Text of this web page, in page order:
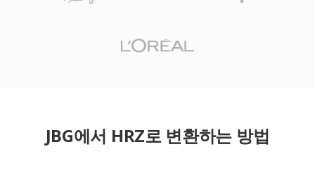
JBG에서 HRZ로 변환하는 방법